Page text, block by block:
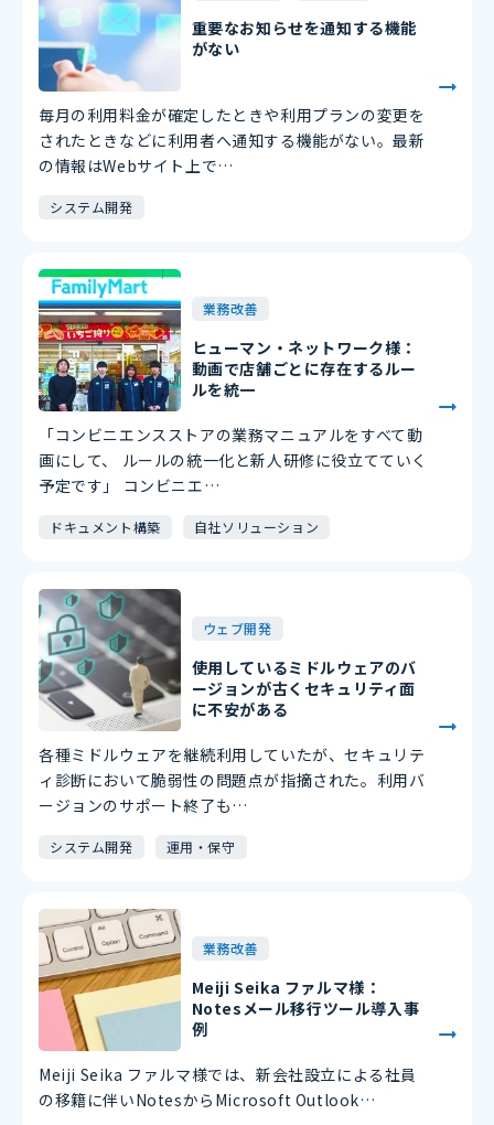
重要なお知らせを通知する機能
がない
毎月の利用料金が確定したときや利用プランの変更を
されたときなどに利用者へ通知する機能がない。最新
の情報はWebサイト上で…
システム開発
業務改善
ヒューマン・ネットワーク様：
動画で店舗ごとに存在するルー
ルを統一
「コンビニエンスストアの業務マニュアルをすべて動
画にして、 ルールの統一化と新人研修に役立てていく
予定です」 コンビニエ…
ドキュメント構築 自社ソリューション
ウェブ開発
使用しているミドルウェアのバ
ージョンが古くセキュリティ面
に不安がある
各種ミドルウェアを継続利用していたが、セキュリテ
ィ診断において脆弱性の問題点が指摘された。利用バ
ージョンのサポート終了も…
システム開発 運用・保守
業務改善
Meiji Seika ファルマ様：
Notesメール移行ツール導入事
例
Meiji Seika ファルマ様では、新会社設立による社員
の移籍に伴いNotesからMicrosoft Outlook…